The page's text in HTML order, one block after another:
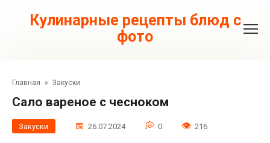
контентуКулинарные рецепты блюд с
фото
Главная » Закуски
Сало вареное с чесноком
Закуски 26.07.2024 0 216